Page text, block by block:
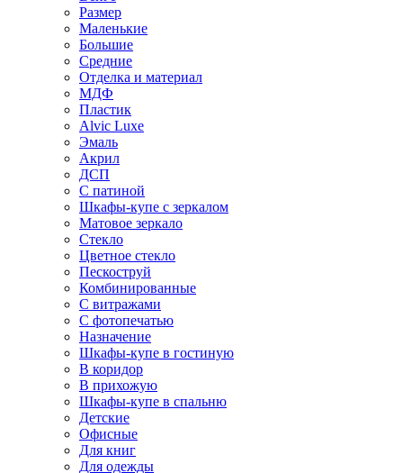
Размер
Маленькие
Большие
Средние
Отделка и материал
МДФ
Пластик
Alvic Luxe
Эмаль
Акрил
ДСП
С патиной
Шкафы-купе с зеркалом
Матовое зеркало
Стекло
Цветное стекло
Пескоструй
Комбинированные
С витражами
С фотопечатью
Назначение
Шкафы-купе в гостиную
В коридор
В прихожую
Шкафы-купе в спальню
Детские
Офисные
Для книг
Для одежды